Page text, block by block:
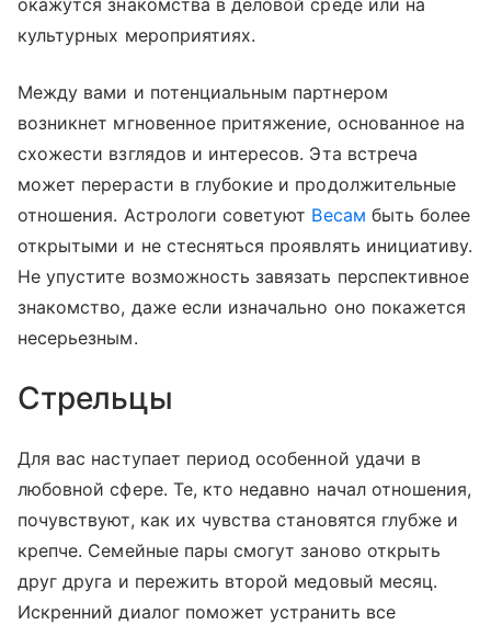
окажутся знакомства в деловой среде или на
культурных мероприятиях.
Между вами и потенциальным партнером
возникнет мгновенное притяжение, основанное на
схожести взглядов и интересов. Эта встреча
может перерасти в глубокие и продолжительные
отношения. Астрологи советуют Весам быть более
открытыми и не стесняться проявлять инициативу.
Не упустите возможность завязать перспективное
знакомство, даже если изначально оно покажется
несерьезным.
Стрельцы
Для вас наступает период особенной удачи в
любовной сфере. Те, кто недавно начал отношения,
почувствуют, как их чувства становятся глубже и
крепче. Семейные пары смогут заново открыть
друг друга и пережить второй медовый месяц.
Искренний диалог поможет устранить все